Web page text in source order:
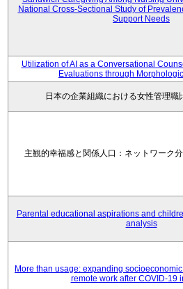
National Cross-Sectional Study of
Support Needs
Utilization of AI as a Conversational
Evaluations through
日本の企業組織における女性管理職
主観的幸福感と関係人口：ネットワーク
Parental educational aspirations and
analysis
More than usage: expanding
remote work after COVID-19